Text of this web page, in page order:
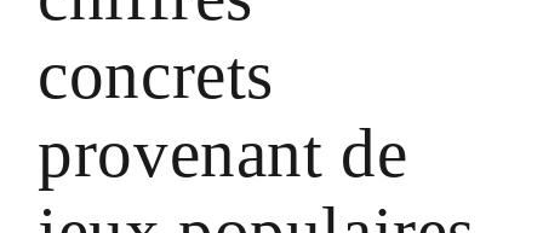
concrets
provenant de